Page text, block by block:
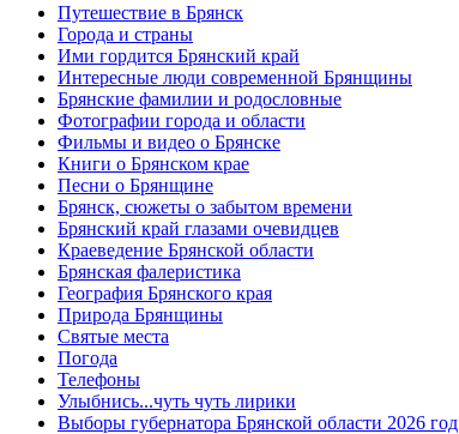
Путешествие в Брянск
Города и страны
Ими гордится Брянский край
Интересные люди современной Брянщины
Брянские фамилии и родословные
Фотографии города и области
Фильмы и видео о Брянске
Книги о Брянском крае
Песни о Брянщине
Брянск, сюжеты о забытом времени
Брянский край глазами очевидцев
Краеведение Брянской области
Брянская фалеристика
География Брянского края
Природа Брянщины
Святые места
Погода
Телефоны
Улыбнись...чуть чуть лирики
Выборы губернатора Брянской области 2026 год